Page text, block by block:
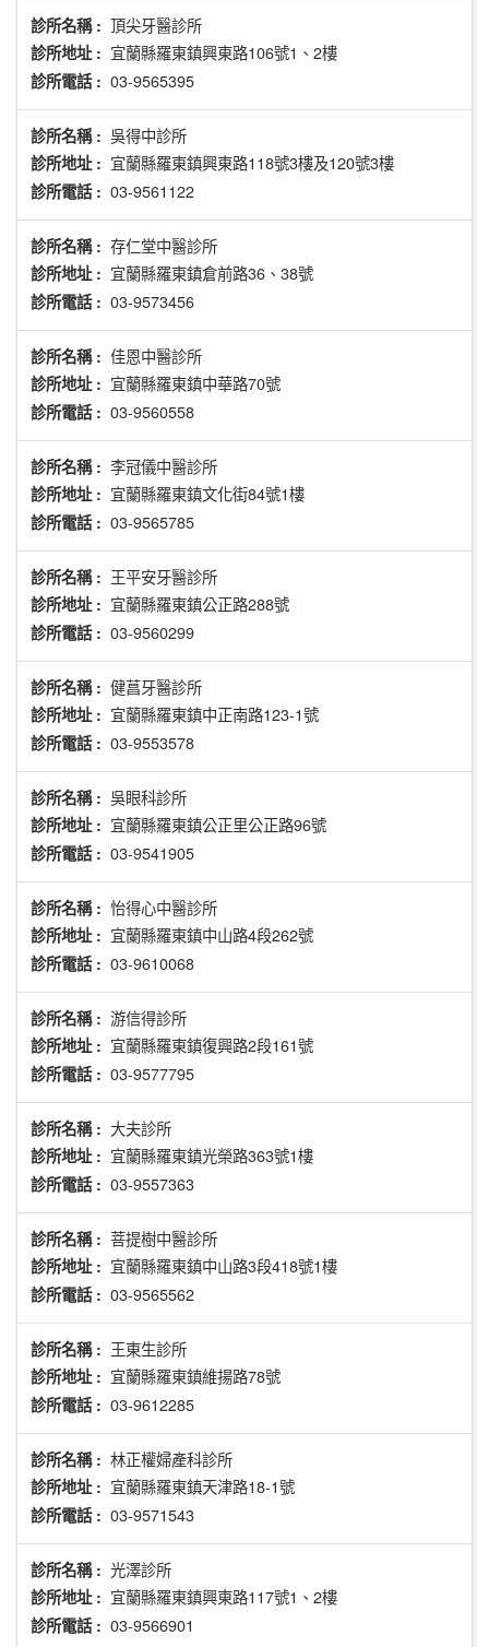
診所名稱 : 頂尖牙醫診所
診所地址 : 宜蘭縣羅東鎮興東路106號1、2樓
診所電話 : 03-9565395
診所名稱 : 吳得中診所
診所地址 : 宜蘭縣羅東鎮興東路118號3樓及120號3樓
診所電話 : 03-9561122
診所名稱 : 存仁堂中醫診所
診所地址 : 宜蘭縣羅東鎮倉前路36、38號
診所電話 : 03-9573456
診所名稱 : 佳恩中醫診所
診所地址 : 宜蘭縣羅東鎮中華路70號
診所電話 : 03-9560558
診所名稱 : 李冠儀中醫診所
診所地址 : 宜蘭縣羅東鎮文化街84號1樓
診所電話 : 03-9565785
診所名稱 : 王平安牙醫診所
診所地址 : 宜蘭縣羅東鎮公正路288號
診所電話 : 03-9560299
診所名稱 : 健菖牙醫診所
診所地址 : 宜蘭縣羅東鎮中正南路123-1號
診所電話 : 03-9553578
診所名稱 : 吳眼科診所
診所地址 : 宜蘭縣羅東鎮公正里公正路96號
診所電話 : 03-9541905
診所名稱 : 怡得心中醫診所
診所地址 : 宜蘭縣羅東鎮中山路4段262號
診所電話 : 03-9610068
診所名稱 : 游信得診所
診所地址 : 宜蘭縣羅東鎮復興路2段161號
診所電話 : 03-9577795
診所名稱 : 大夫診所
診所地址 : 宜蘭縣羅東鎮光榮路363號1樓
診所電話 : 03-9557363
診所名稱 : 菩提樹中醫診所
診所地址 : 宜蘭縣羅東鎮中山路3段418號1樓
診所電話 : 03-9565562
診所名稱 : 王東生診所
診所地址 : 宜蘭縣羅東鎮維揚路78號
診所電話 : 03-9612285
診所名稱 : 林正權婦產科診所
診所地址 : 宜蘭縣羅東鎮天津路18-1號
診所電話 : 03-9571543
診所名稱 : 光澤診所
診所地址 : 宜蘭縣羅東鎮興東路117號1、2樓
診所電話 : 03-9566901